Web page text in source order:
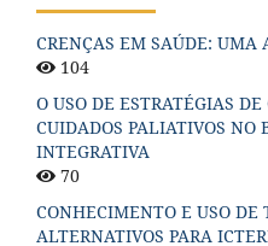
CRENÇAS EM SAÚDE: UMA
104
O USO DE ESTRATÉGIAS
CUIDADOS PALIATIVOS NO
INTEGRATIVA
70
CONHECIMENTO E USO DE
ALTERNATIVOS PARA